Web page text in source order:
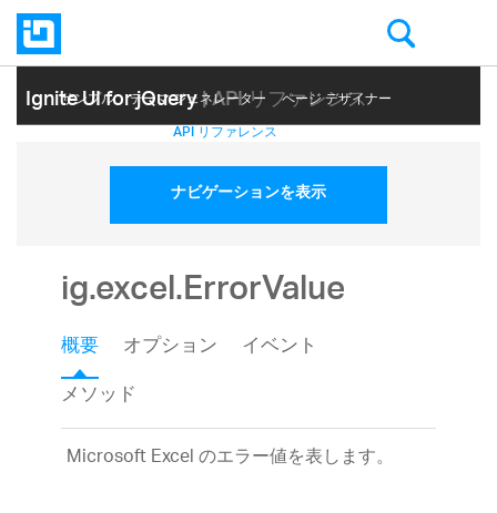
Ignite UI for jQuery| API リファレンス
サンプル テーマ ジェネレーター ページ デザイナー
ヘルプ トピック API リファレンス
ナビゲーションを表示
ig.excel.ErrorValue
概要 オプション
イベント
メソッド
Microsoft Excel のエラー値を表します。